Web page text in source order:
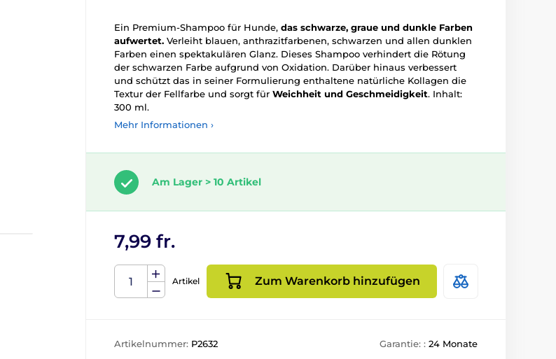
Ein Premium-Shampoo für Hunde, das schwarze, graue und dunkle Farben
aufwertet. Verleiht blauen, anthrazitfarbenen, schwarzen und allen dunklen
Farben einen spektakulären Glanz. Dieses Shampoo verhindert die Rötung
der schwarzen Farbe aufgrund von Oxidation. Darüber hinaus verbessert
und schützt das in seiner Formulierung enthaltene natürliche Kollagen die
Textur der Fellfarbe und sorgt für Weichheit und Geschmeidigkeit. Inhalt:
300 ml.
Mehr Informationen ›
Am Lager > 10 Artikel
7,99 fr.
Artikel Zum Warenkorb hinzufügen
Artikelnummer: P2632 Garantie: : 24 Monate